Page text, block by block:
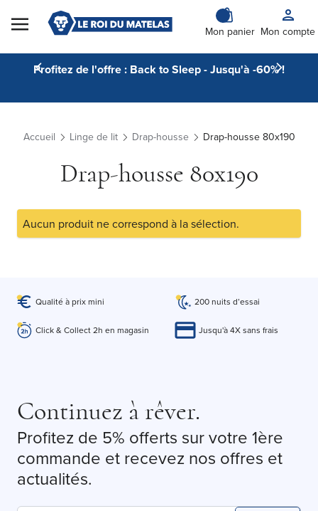
Skip to Content
Mon panier Mon compte
Profitez de l'offre : Back to Sleep - Jusqu'à -60% !
Accueil Linge de lit Drap-housse Drap-housse 80x190
Drap-housse 80x190
Aucun produit ne correspond à la sélection.
Qualité à prix mini 200 nuits d’essai
Click & Collect 2h en magasin Jusqu'à 4X sans frais
Continuez à rêver.
Profitez de 5% offerts sur votre 1ère
commande et recevez nos offres et
actualités.